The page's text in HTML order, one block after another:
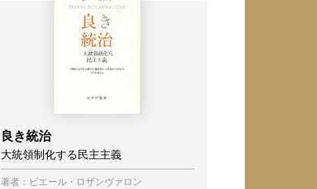
良き統治
大統領制化する民主主義
著者： ピエール・ロザンヴァロン